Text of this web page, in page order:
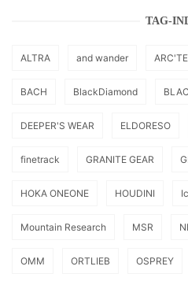
TAG-
ALTRA and wander
BACH BlackDiamond
DEEPER'S WEAR ELDORESO
finetrack GRANITE GEAR
HOKA ONEONE HOUDINI
Mountain Research MSR
OMM ORTLIEB OSPREY